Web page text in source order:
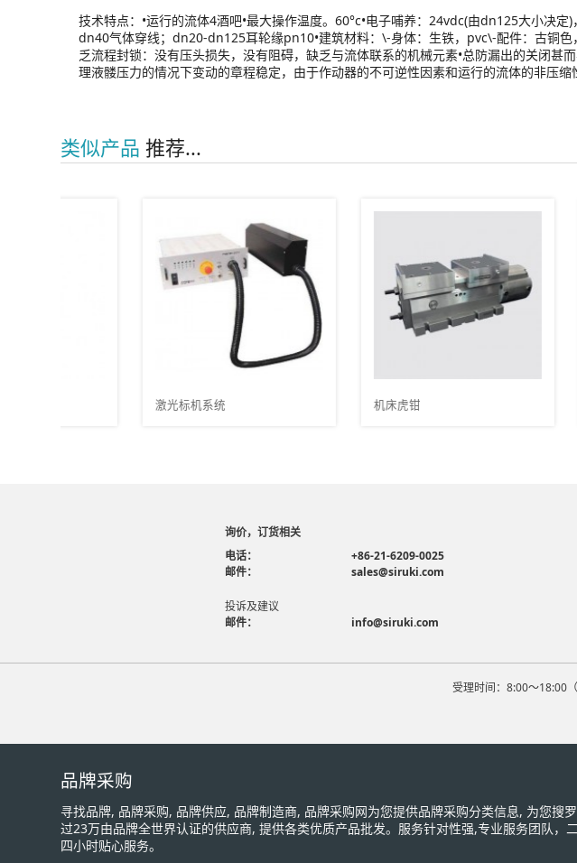
技术特点：•运行的流体4酒吧•最大操作温度。60°c•电子哺养：24vdc(由dn125大小决
dn40气体穿线；dn20-dn125耳轮缘pn10•建筑材料：\-身体：生铁，pvc\-配件：古铜
乏流程封锁：没有压头损失，没有阻碍，缺乏与流体联系的机械元素•总防漏出的关闭甚
理液髅压力的情况下变动的章程稳定，由于作动器的不可逆性因素和运行的流体的非压
类似产品 推荐...
激光标机系统
询价，订货相关
电话：
+86-21-6209-0025
邮件：
sales@siruki.com
投诉及建议
邮件：
info@siruki.com
受理时间：8:00～18:00
品牌采购
寻找品牌, 品牌采购, 品牌供应, 品牌制造商, 品牌采购网为您提供品牌采购分类信息, 为您搜
过23万由品牌全世界认证的供应商, 提供各类优质产品批发。服务针对性强,专业服务团队，
四小时贴心服务。